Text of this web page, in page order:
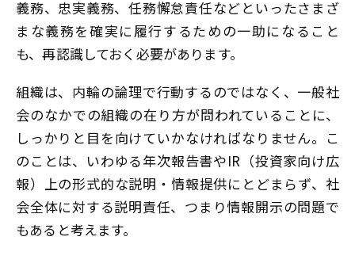
義務、忠実義務、任務懈怠責任などといったさまざ
まな義務を確実に履行するための一助になること
も、再認識しておく必要があります。
組織は、内輪の論理で行動するのではなく、一般社
会のなかでの組織の在り方が問われていることに、
しっかりと目を向けていかなければなりません。こ
のことは、いわゆる年次報告書やIR（投資家向け広
報）上の形式的な説明・情報提供にとどまらず、社
会全体に対する説明責任、つまり情報開示の問題で
もあると考えます。